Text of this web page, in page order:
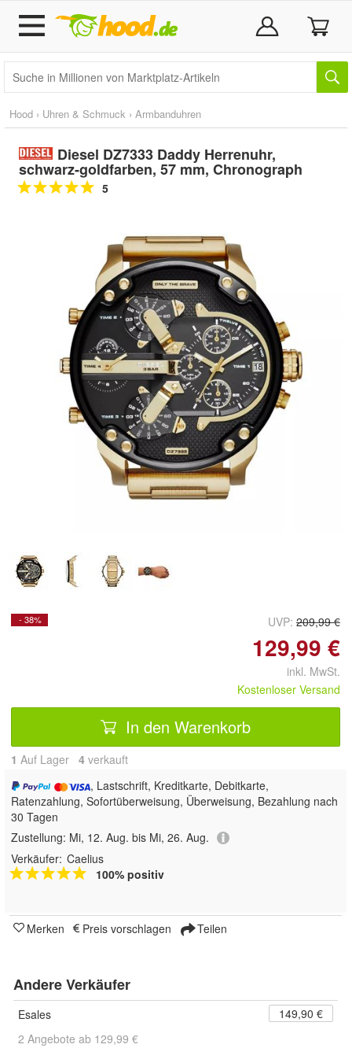
Hood › Uhren & Schmuck › Armbanduhren
Diesel DZ7333 Daddy Herrenuhr,
schwarz-goldfarben, 57 mm, Chronograph
5
Doppelt antippen zum
vergrößern
- 38% UVP: 209,99 €
129,99 €
inkl. MwSt.
Kostenloser Versand
In den Warenkorb
1 Auf Lager 4 verkauft
, Lastschrift, Kreditkarte, Debitkarte,
Ratenzahlung, Sofortüberweisung, Überweisung, Bezahlung nach
30 Tagen
Zustellung: Mi, 12. Aug. bis Mi, 26. Aug.
Verkäufer: Caelius
100% positiv
Merken Preis vorschlagen Teilen
Andere Verkäufer
Esales
149,90 €
2 Angebote ab 129,99 €